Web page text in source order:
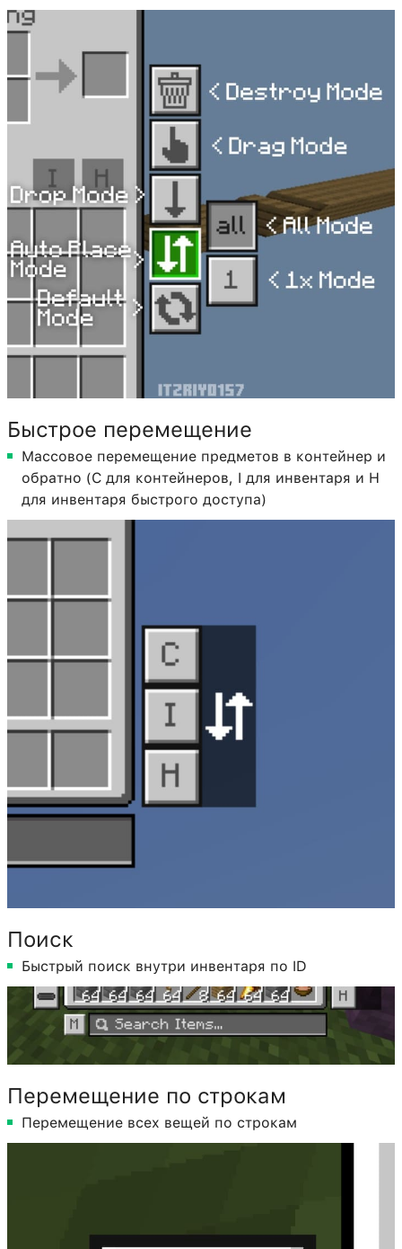
Быстрое перемещение
Массовое перемещение предметов в контейнер и
обратно (C для контейнеров, I для инвентаря и H
для инвентаря быстрого доступа)
Поиск
Быстрый поиск внутри инвентаря по ID
Перемещение по строкам
Перемещение всех вещей по строкам